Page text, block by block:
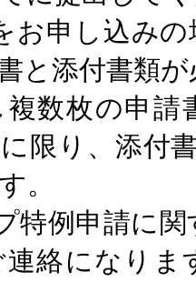
お申し込みの
と添付書類
複数枚の申請
限り、添付
。
特例申請に関
絡になりま